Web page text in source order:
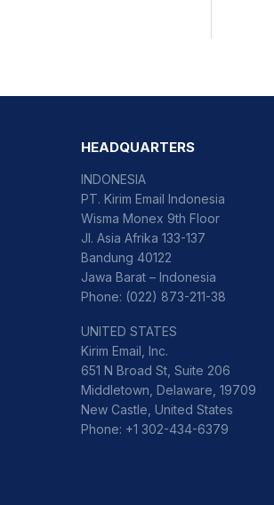
HEADQUARTERS
INDONESIA
PT. Kirim Email Indonesia
Wisma Monex 9th Floor
Jl. Asia Afrika 133-137
Bandung 40122
Jawa Barat – Indonesia
Phone: (022) 873-211-38
UNITED STATES
Kirim Email, Inc.
651 N Broad St, Suite 206
Middletown, Delaware, 19709
New Castle, United States
Phone: +1 302-434-6379